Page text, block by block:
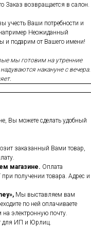
Заказ возвращается в салон.
учесть Ваши потребности и
Неожиданный
и подарим от Вашего имени!
мы готовим на утренние
накануне с вечера.
Вы можете сделать удобный
заказанный Вами товар,
магазине. Оплата
получении товара. Адрес и
Мы выставляем вам
по ней оплачиваете
на электронную почту.
для ИП и Юрлиц.